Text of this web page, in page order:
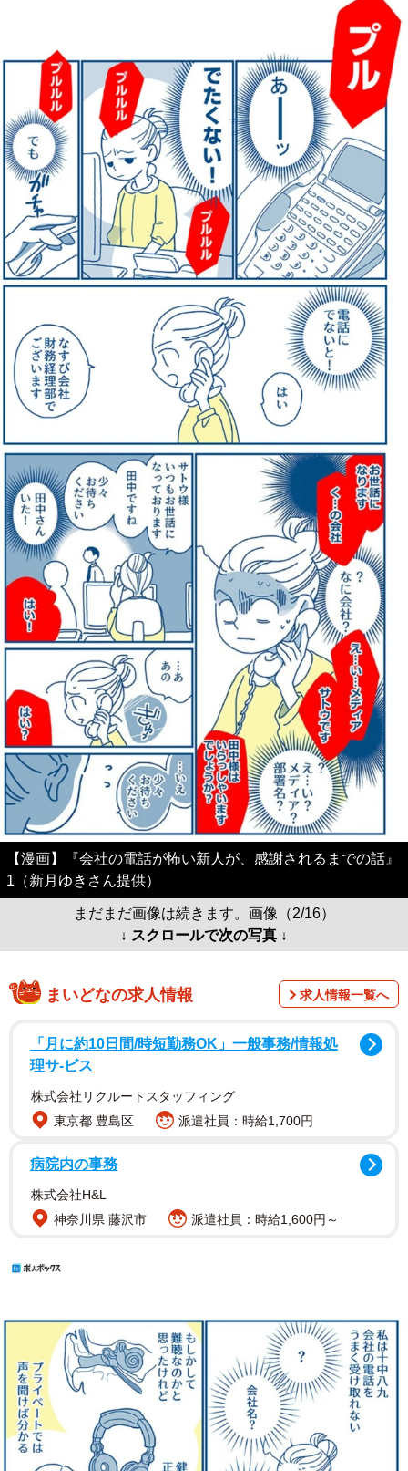
【漫画】『会社の電話が怖い新人が、感謝されるまでの話』
1（新月ゆきさん提供）
まだまだ画像は続きます。画像（2/16）
↓ スクロールで次の写真 ↓
まいどなの求人情報 求人情報一覧へ
「月に約10日間/時短勤務OK」一般事務/情報処
理サ-ビス
株式会社リクルートスタッフィング
東京都 豊島区
派遣社員：時給1,700円
病院内の事務
株式会社H&L
神奈川県 藤沢市
派遣社員：時給1,600円～